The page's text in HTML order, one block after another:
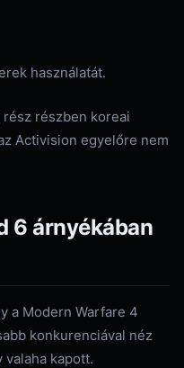
használatát.
részben koreai
Activision egyelőre nem
6 árnyékában
a Modern Warfare 4
konkurenciával néz
valaha kapott.